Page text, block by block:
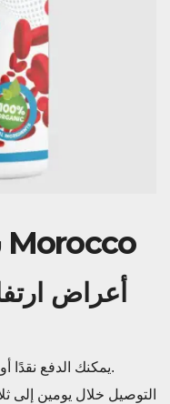
Novo Tenol سعر Morocco
أعراض
يمكنك الدفع نقدًا أو ببطاقة ائتمان عند استلام المنتج.
التوصيل خلال يومين إلى